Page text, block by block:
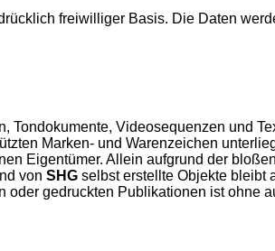
freiwilliger Basis. Die Daten
Videosequenzen und
Marken- und Warenzeichen
Eigentümer. Allein aufgrund der
von SHG selbst erstellte Objekte bleibt
gedruckten Publikationen ist ohne